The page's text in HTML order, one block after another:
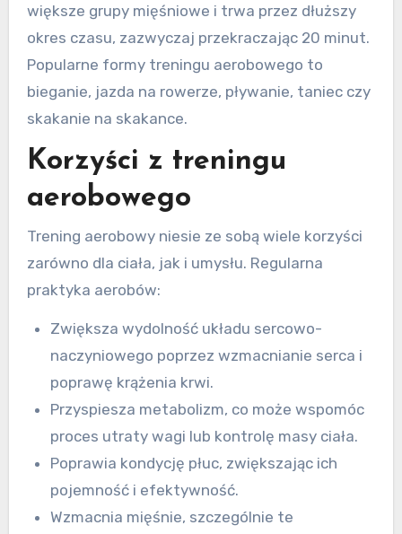
większe grupy mięśniowe i trwa przez dłuższy
okres czasu, zazwyczaj przekraczając 20 minut.
Popularne formy treningu aerobowego to
bieganie, jazda na rowerze, pływanie, taniec czy
skakanie na skakance.
Korzyści z treningu
aerobowego
Trening aerobowy niesie ze sobą wiele korzyści
zarówno dla ciała, jak i umysłu. Regularna
praktyka aerobów:
Zwiększa wydolność układu sercowo-
naczyniowego poprzez wzmacnianie serca i
poprawę krążenia krwi.
Przyspiesza metabolizm, co może wspomóc
proces utraty wagi lub kontrolę masy ciała.
Poprawia kondycję płuc, zwiększając ich
pojemność i efektywność.
Wzmacnia mięśnie, szczególnie te